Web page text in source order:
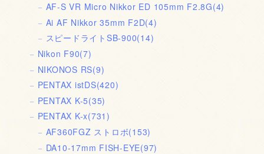
AF-S VR Micro Nikkor ED 105mm F2.8G(4)
Ai AF Nikkor 35mm F2D(4)
スピードライトSB-900(14)
Nikon F90(7)
NIKONOS RS(9)
PENTAX istDS(420)
PENTAX K-5(35)
PENTAX K-x(731)
AF360FGZ ストロボ(153)
DA10-17mm FISH-EYE(97)